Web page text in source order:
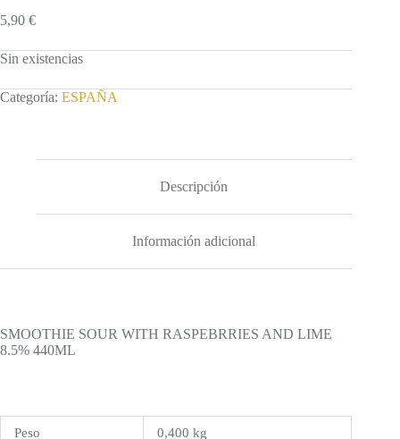
5,90 €
Sin existencias
Categoría: ESPAÑA
Descripción
Información adicional
SMOOTHIE SOUR WITH RASPEBRRIES AND LIME
8.5% 440ML
Peso 0,400 kg